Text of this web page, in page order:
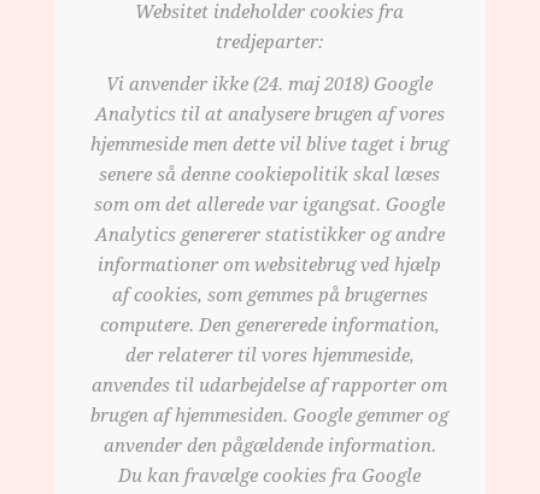
Websitet indeholder cookies fra
tredjeparter:
Vi anvender ikke (24. maj 2018) Google
Analytics til at analysere brugen af vores
hjemmeside men dette vil blive taget i brug
senere så denne cookiepolitik skal læses
som om det allerede var igangsat. Google
Analytics genererer statistikker og andre
informationer om websitebrug ved hjælp
af cookies, som gemmes på brugernes
computere. Den genererede information,
der relaterer til vores hjemmeside,
anvendes til udarbejdelse af rapporter om
brugen af hjemmesiden. Google gemmer og
anvender den pågældende information.
Du kan fravælge cookies fra Google